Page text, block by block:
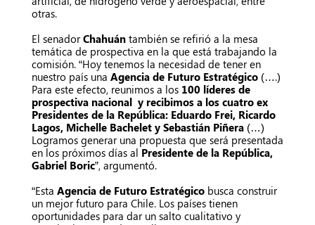
otras.
El senadorChahuán también se refirió a la mesa
temática de prospectiva en la que está trabajando la
comisión. “Hoy tenemos la necesidad de tener en
nuestro país una Agencia de Futuro Estratégico (….)
Para este efecto, reunimos a los 100 líderes de
prospectiva nacional y recibimos a los cuatro ex
Presidentes de la República: Eduardo Frei, Ricardo
Lagos, Michelle Bachelet y Sebastián Piñera (…)
Logramos generar una propuesta que será presentada
en los próximos días al Presidente de la República,
Gabriel Boric”, argumentó.
“Esta Agencia de Futuro Estratégico busca construir
un mejor futuro para Chile. Los países tienen
oportunidades para dar un salto cualitativo y